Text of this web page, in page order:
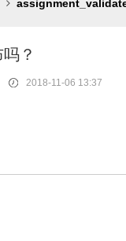
？
2018-11-06 13:37